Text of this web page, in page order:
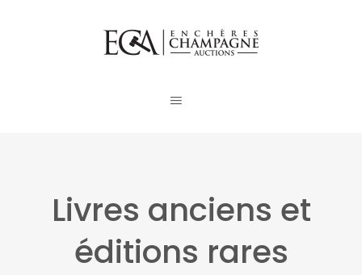
Livres anciens et
éditions rares